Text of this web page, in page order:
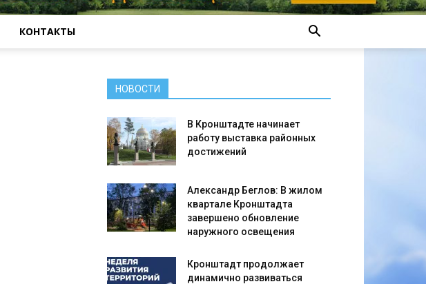
КОНТАКТЫ
НОВОСТИ
В Кронштадте начинает
работу выставка районных
достижений
Александр Беглов: В жилом
квартале Кронштадта
завершено обновление
наружного освещения
Кронштадт продолжает
динамично развиваться